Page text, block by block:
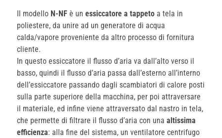
Il modello N-NF è unessiccatore a tappeto a tela in
poliestere, da unire ad un generatore di acqua
calda/vapore proveniente da altro processo di fornitura
cliente.
In questo essiccatore il flusso d’aria va dall’alto verso il
basso, quindi il flusso d’aria passa dall’esterno all’interno
dell’essiccatore passando dagli scambiatori di calore posti
sulla parte superiore della macchina, per poi attraversare
il materiale, ed infine viene attraversato dal nastro in tela,
che permette di filtrare il flusso d’aria con una altissima
efficienza: alla fine del sistema, un ventilatore centrifugo